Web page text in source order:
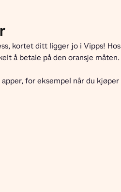
kortet ditt ligger jo i Vipps! Hos
å betale på den oransje måten.